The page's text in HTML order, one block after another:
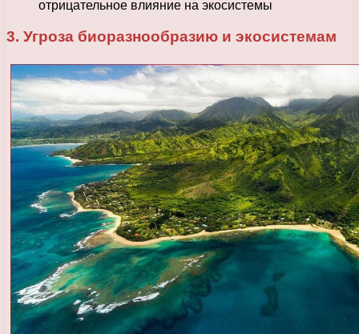
отрицательное влияние на экосистемы
3. Угроза биоразнообразию и экосистемам